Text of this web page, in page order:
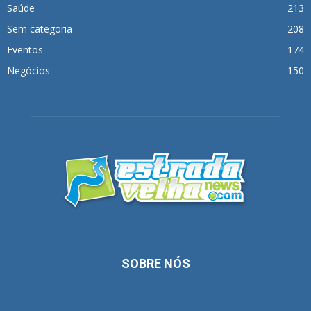
Saúde
213
Sem categoria
208
Eventos
174
Negócios
150
SOBRE NÓS